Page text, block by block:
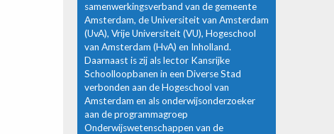
samenwerkingsverband van de gemeente
Amsterdam, de Universiteit van Amsterdam
(UvA), Vrije Universiteit (VU), Hogeschool
van Amsterdam (HvA) en Inholland.
Daarnaast is zij als lector Kansrijke
Schoolloopbanen in een Diverse Stad
verbonden aan de Hogeschool van
Amsterdam en als onderwijsonderzoeker
aan de programmagroep
Onderwijswetenschappen van de